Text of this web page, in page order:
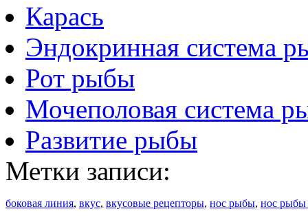
Карась
Эндокринная система
Рот рыбы
Мочеполовая система
Развитие рыбы
Метки записи:
боковая линия, вкус, вкусовые рецепторы, нос рыбы, нос рыбы